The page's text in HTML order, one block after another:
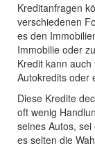
Kreditanfragen
verschiedenen
es den
Immobilie oder
Kredit kann
Autokredits oder
Diese Kredite
oft wenig
seines Autos,
es selten die